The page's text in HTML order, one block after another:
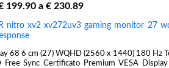
199.90 a € 230.89
nitro xv2 xv272uv3 gaming monitor 27
68 6 cm (27) WQHD (2560 x 1440) 180 Hz
Free Sync Certificato Premium VESA